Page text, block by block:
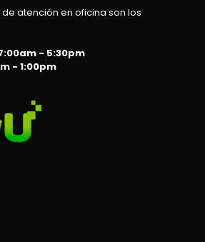
atención en oficina son los
- 5:30pm
- 1:00pm